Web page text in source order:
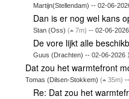
Martijn(Stellendam) -- 02-06-
Dan is er nog wel kans
Stan (Oss) ( 7m) -- 02-06-
De vore lijkt alle
Guus (Drachten) -- 02-06-2026
Dat zou het warmtefront
Tomas (Dilsen-Stokkem)( 35m)
Re: Dat zou het